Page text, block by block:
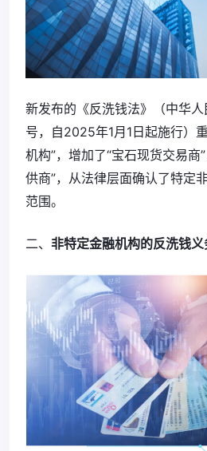
新发布的《反洗钱法》（中华
号，自2025年1月1日起施行）
机构”，增加了“宝石现货交易商
供商”，从法律层面确认了特定
范围。
二、 非特定金融机构的反洗钱义